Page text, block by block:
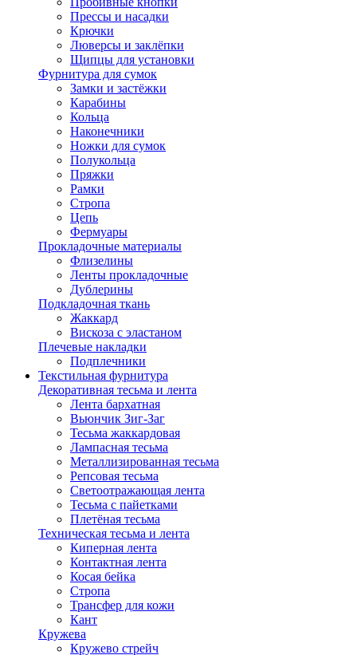
Прессы и насадки
Крючки
Люверсы и заклёпки
Щипцы для установки
Фурнитура для сумок
Замки и застёжки
Карабины
Кольца
Наконечники
Ножки для сумок
Полукольца
Пряжки
Рамки
Стропа
Цепь
Фермуары
Прокладочные материалы
Флизелины
Ленты прокладочные
Дублерины
Подкладочная ткань
Жаккард
Вискоза с эластаном
Плечевые накладки
Подплечники
Текстильная фурнитура
Декоративная тесьма и лента
Лента бархатная
Вьюнчик Зиг-Заг
Тесьма жаккардовая
Лампасная тесьма
Металлизированная тесьма
Репсовая тесьма
Светоотражающая лента
Тесьма с пайетками
Плетёная тесьма
Техническая тесьма и лента
Киперная лента
Контактная лента
Косая бейка
Стропа
Трансфер для кожи
Кант
Кружева
Кружево стрейч